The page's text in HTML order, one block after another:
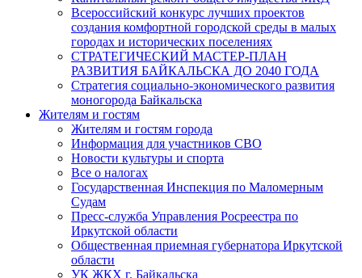
Всероссийский конкурс лучших проектов
создания комфортной городской среды в малых
городах и исторических поселениях
СТРАТЕГИЧЕСКИЙ МАСТЕР-ПЛАН
РАЗВИТИЯ БАЙКАЛЬСКА ДО 2040 ГОДА
Стратегия социально-экономического развития
моногорода Байкальска
Жителям и гостям
Жителям и гостям города
Информация для участников СВО
Новости культуры и спорта
Все о налогах
Государственная Инспекция по Маломерным
Судам
Пресс-служба Управления Росреестра по
Иркутской области
Общественная приемная губернатора Иркутской
области
УК ЖКХ г. Байкальска